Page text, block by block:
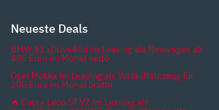
Neueste Deals
BMW X3 xDrive40d im Leasing als Neuwagen ab
485 Euro im Monat netto
Opel Mokka im Leasing als Vorlauffahrzeug für
200 Euro im Monat brutto
🔥 Cupra Leon ST VZ im Leasing als